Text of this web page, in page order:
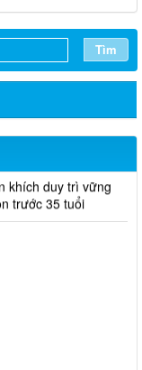
Tìm
quyền sử dụng
lập trên địa bàn
tuổi
tư công năm 2026
khích duy trì vững
trước 35 tuổi